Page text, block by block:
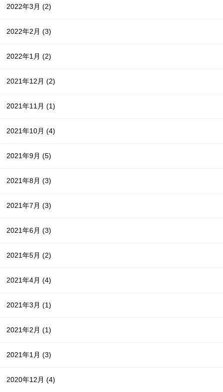
2022年3月(2)
2022年2月(3)
2022年1月(2)
2021年12月(2)
2021年11月(1)
2021年10月(4)
2021年9月(5)
2021年8月(3)
2021年7月(3)
2021年6月(3)
2021年5月(2)
2021年4月(4)
2021年3月(1)
2021年2月(1)
2021年1月(3)
2020年12月(4)